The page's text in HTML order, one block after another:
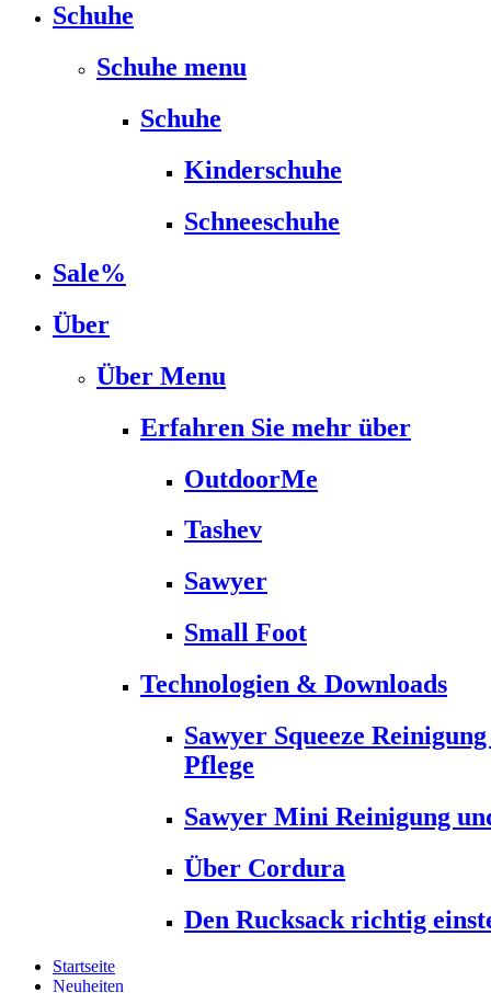
Schuhe
Schuhe menu
Schuhe
Kinderschuhe
Schneeschuhe
Sale%
Über
Über Menu
Erfahren Sie mehr über
OutdoorMe
Tashev
Sawyer
Small Foot
Technologien & Downloads
Sawyer Squeeze
Pflege
Sawyer Mini Reinigung
Über Cordura
Den Rucksack richtig
Startseite
Neuheiten